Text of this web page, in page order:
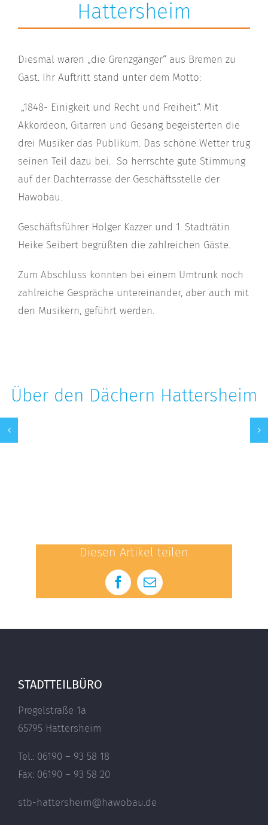
Hattersheim
Diesmal waren „die Grenzgänger“ aus Bremen zu
Gast. Ihr Auftritt stand unter dem Motto:
„1848- Einigkeit und Recht und Freiheit“. Mit
Akkordeon, Gitarren und Gesang begeisterten die
drei Musiker das Publikum. Das schöne Wetter trug
seinen Teil dazu bei. So herrschte gute Stimmung
auf der Dachterrasse der Geschäftsstelle der
Hawobau.
Geschäftsführer Holger Kazzer und 1. Stadträtin
Heike Seibert begrüßten die zahlreichen Gäste.
Zum Abschluss konnten bei einem Umtrunk noch
zahlreiche Gespräche untereinander, aber auch mit
den Musikern, geführt werden.
Über den Dächern Hattersheim
Diesen Artikel teilen
Facebook
E-
Mail
STADTTEILBÜRO
Pregelstraße 1a
65795 Hattersheim
Tel.: 06190 – 93 58 18
Fax: 06190 – 93 58 20
stb-hattersheim@hawobau.de